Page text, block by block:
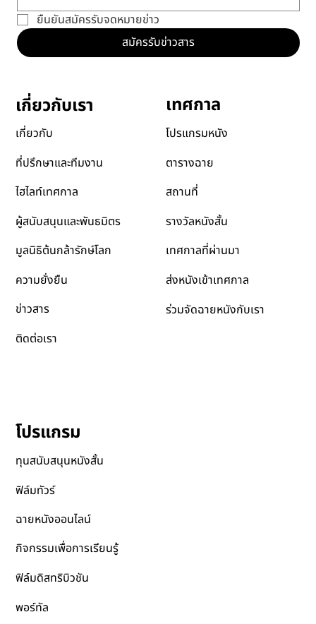
อีเมล*
ยืนยันสมัครรับจดหมายข่าว
เกี่ยวกับเรา
ไฮไลท์เทศกาล
ผู้สนับสนุนและพันธมิตร
มูลนิธิต้นกล้ารักษ์โลก
ข่าวสาร
เทศกาล
โปรแกรมหนัง
สถานที่
เทศกาลที่ผ่านมา
ส่งหนังเข้าเทศกาล
โปรแกรม
ทุนสนับสนุนหนังสั้น
ฟิล์มดิสทริบิวชัน